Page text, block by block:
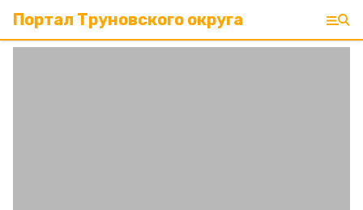
Портал Труновского округа